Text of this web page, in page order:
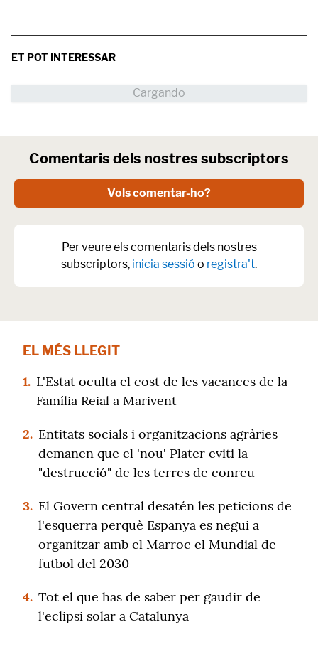
ET POT INTERESSAR
Comentaris dels nostres subscriptors
Vols comentar-ho?
Per veure els comentaris dels nostres
subscriptors, inicia sessió o registra't.
EL MÉS LLEGIT
1. L'Estat oculta el cost de les vacances de la
Família Reial a Marivent
2. Entitats socials i organitzacions agràries
demanen que el 'nou' Plater eviti la
"destrucció" de les terres de conreu
3. El Govern central desatén les peticions de
l'esquerra perquè Espanya es negui a
organitzar amb el Marroc el Mundial de
futbol del 2030
4. Tot el que has de saber per gaudir de
l'eclipsi solar a Catalunya